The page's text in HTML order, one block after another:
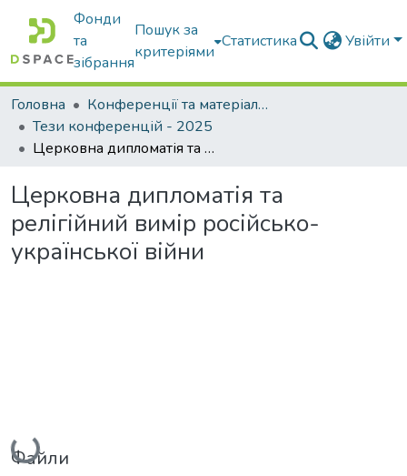
Фонди
та
зібрання
Пошук за
критеріями
Статистика Увійти
Головна
Конференції та матеріали конференцій
Тези конференцій - 2025
Церковна дипломатія та релігійний вимір російсько-української війни
Церковна дипломатія та
релігійний вимір російсько-
української війни
Вантажиться...
Файли